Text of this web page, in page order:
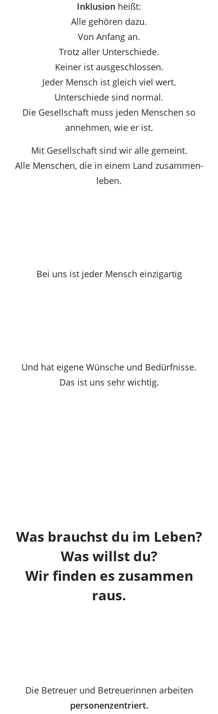
Inklusion heißt:
Alle gehören dazu.
Von Anfang an.
Trotz aller Unterschiede.
Keiner ist ausgeschlossen.
Jeder Mensch ist gleich viel wert.
Unterschiede sind normal.
Die Gesellschaft muss jeden Menschen so
annehmen, wie er ist.
Mit Gesellschaft sind wir alle gemeint.
Alle Menschen, die in einem Land zusammen-
leben.
Bei uns ist jeder Mensch einzigartig
Und hat eigene Wünsche und Bedürfnisse.
Das ist uns sehr wichtig.
Was brauchst du im Leben?
Was willst du?
Wir finden es zusammen
raus.
Die Betreuer und Betreuerinnen arbeiten
personenzentriert.